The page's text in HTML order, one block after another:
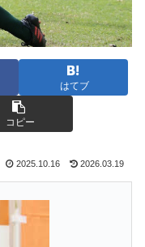
はてブ
コピー
2025.10.16 2026.03.19